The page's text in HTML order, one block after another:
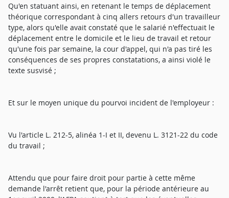
Qu'en statuant ainsi, en retenant le temps de déplacement
théorique correspondant à cinq allers retours d'un travailleur
type, alors qu'elle avait constaté que le salarié n'effectuait le
déplacement entre le domicile et le lieu de travail et retour
qu'une fois par semaine, la cour d'appel, qui n'a pas tiré les
conséquences de ses propres constatations, a ainsi violé le
texte susvisé ;
Et sur le moyen unique du pourvoi incident de l'employeur :
Vu l'article L. 212-5, alinéa 1-I et II, devenu L. 3121-22 du code
du travail ;
Attendu que pour faire droit pour partie à cette même
demande l'arrêt retient que, pour la période antérieure au